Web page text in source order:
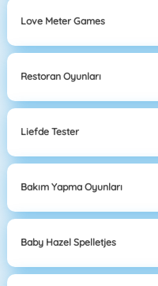
Love Meter Games
Restoran Oyunları
Liefde Tester
Bakım Yapma Oyunları
Baby Hazel Spelletjes